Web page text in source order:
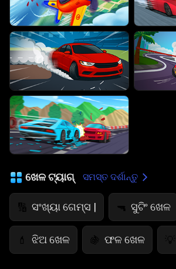
ଖେଳ ଟ୍ୟାଗ୍ ସମସ୍ତ ଦର୍ଶାନ୍ତୁ
🔢 ସଂଖ୍ୟା ଗେମ୍ସ | 🔫 ସୁଟିଂ ଖେଳ
💄 ଝିଅ ଖେଳ 🍇 ଫଳ ଖେଳ 💡